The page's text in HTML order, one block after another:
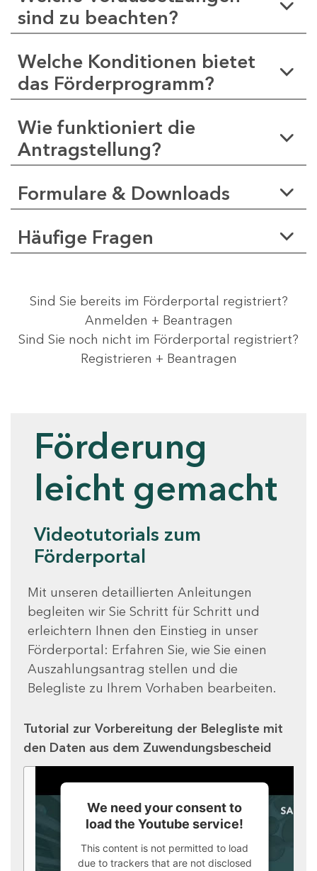
sind zu beachten?
Welche Konditionen bietet
das Förderprogramm?
Wie funktioniert die
Antragstellung?
Formulare & Downloads
Häufige Fragen
Sind Sie bereits im Förderportal registriert?
Anmelden + Beantragen
Sind Sie noch nicht im Förderportal registriert?
Registrieren + Beantragen
Förderung
leicht gemacht
Videotutorials zum
Förderportal
Mit unseren detaillierten Anleitungen
begleiten wir Sie Schritt für Schritt und
erleichtern Ihnen den Einstieg in unser
Förderportal: Erfahren Sie, wie Sie einen
Auszahlungsantrag stellen und die
Belegliste zu Ihrem Vorhaben bearbeiten.
Tutorial zur Vorbereitung der Belegliste mit
den Daten aus dem Zuwendungsbescheid
We need your consent to
load the Youtube service!
This content is not permitted to load
due to trackers that are not disclosed